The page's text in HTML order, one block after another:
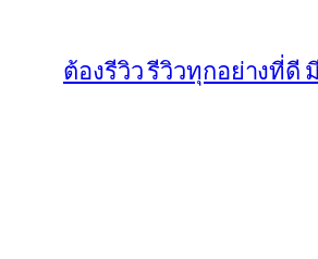
content
ต้องรีวิว รีวิวทุกอย่างที่ดี